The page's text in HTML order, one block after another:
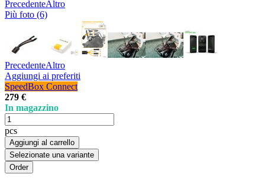
PrecedenteAltro
Più foto (6)
PrecedenteAltro
Aggiungi ai preferiti
SpeedBox Connect
279 €
In magazzino
pcs
Aggiungi al carrello
Selezionate una variante